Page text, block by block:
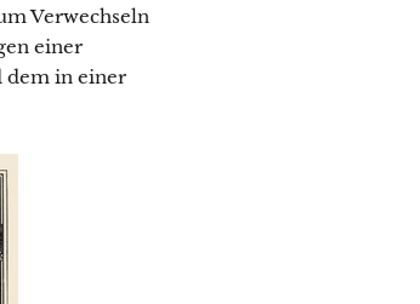
Verwechseln
einer
dem in einer